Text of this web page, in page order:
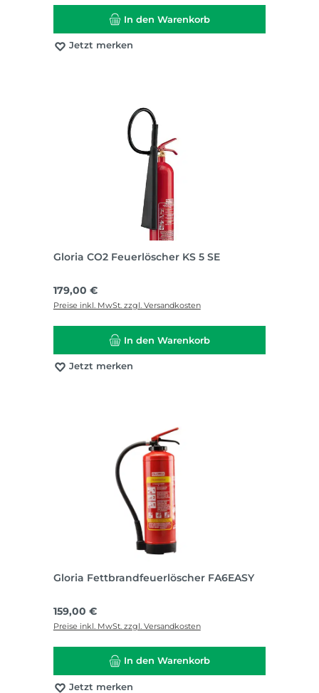
In den Warenkorb
Jetzt merken
Gloria CO2 Feuerlöscher KS 5 SE
Regulärer Preis:
179,00 €
Preise inkl. MwSt. zzgl. Versandkosten
In den Warenkorb
Jetzt merken
Gloria Fettbrandfeuerlöscher FA6EASY
Regulärer Preis:
159,00 €
Preise inkl. MwSt. zzgl. Versandkosten
In den Warenkorb
Jetzt merken